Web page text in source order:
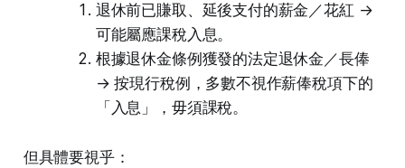
退休前已賺取、延後支付的薪金／花紅 →
可能屬應課稅入息。
根據退休金條例獲發的法定退休金／長俸
→ 按現行稅例，多數不視作薪俸稅項下的
「入息」，毋須課稅。
但具體要視乎：